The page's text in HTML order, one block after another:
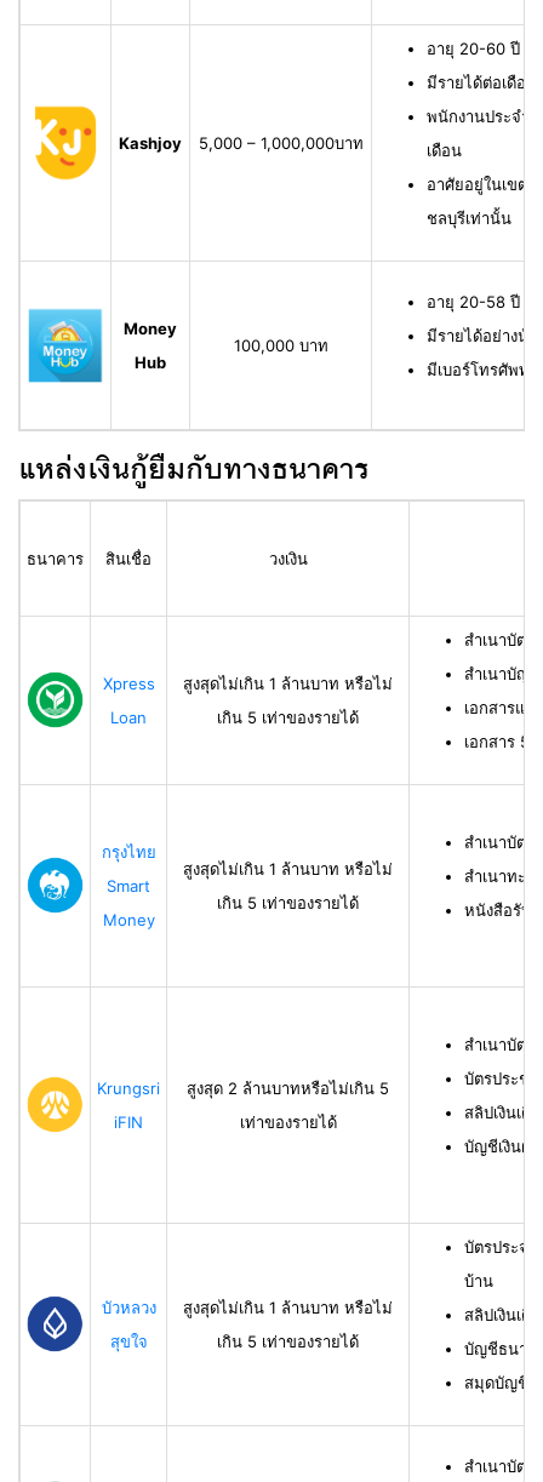
Kashjoy 5,000 – 1,000,000บาท
อายุ 20-60 ปี มี
มีรายได้ต่อเดือ
พนักงานประจำ
เดือน
อาศัยอยู่ในเขต
ชลบุรีเท่านั้น
Money
Hub
100,000 บาท
อายุ 20-58 ปี มี
มีรายได้อย่างน้
มีเบอร์โทรศัพท์
แหล่งเงินกู้ยืมกับทางธนาคาร
ธนาคาร สินเชื่อ วงเงิน
Xpress
Loan
สูงสุดไม่เกิน 1 ล้านบาท หรือไม่
เกิน 5 เท่าของรายได้
สำเนาบัตร
สำเนาบัญ
เอกสารแส
เอกสาร
กรุงไทย
Smart
Money
สูงสุดไม่เกิน 1 ล้านบาท หรือไม่
เกิน 5 เท่าของรายได้
สำเนาบัตร
สำเนาทะเ
หนังสือรับร
Krungsri
iFIN
สูงสุด 2 ล้านบาทหรือไม่เกิน 5
เท่าของรายได้
สำเนาบัตร
บัตรประช
สลิปเงินเดื
บัญชีเงินฝา
บัวหลวง
สุขใจ
สูงสุดไม่เกิน 1 ล้านบาท หรือไม่
เกิน 5 เท่าของรายได้
บัตรประจำ
บ้าน
สลิปเงินเดื
บัญชีธนาคา
สมุดบัญชีธ
สำเนาบัตร